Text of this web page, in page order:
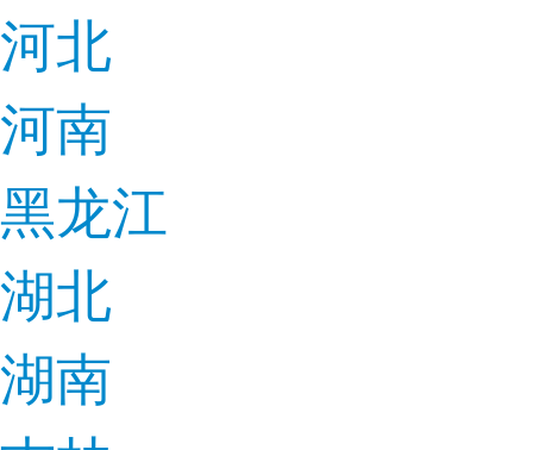
河北
河南
黑龙江
湖北
湖南